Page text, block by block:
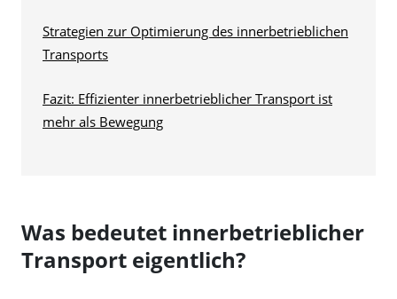
Fazit: Effizienter innerbetrieblicher Transport ist
mehr als Bewegung
Der Begriff „innerbetrieblicher Transport“ bezeichnet